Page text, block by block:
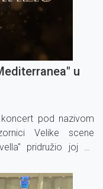
u
pod nazivom
Velike scene
pridružio joj se